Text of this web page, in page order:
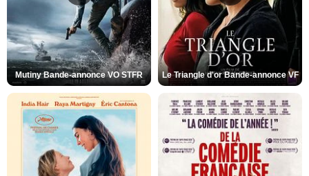
Mutiny Bande-annonce VO STFR Le Triangle d'or Bande-annonce VF